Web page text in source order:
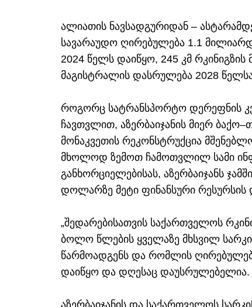
ალიათის ნავსადგურიდან –
სავარაუდო ღირებულება 1.1
2024 წელს დაიწყო, 245 კმ
მაგისტრალის დასრულება 2028
როგორც სატრანსპორტო დერეფნის
ჩავთვლით, აზერბაიჯანის მიერ
მონაკვეთის რეკონსტრუქცია
მხოლოდ ზემოთ ჩამოთვლილ სამი
განხორციელებისას, აზერბაიჯანს
დოლარზე მეტი ფინანსური რესურსის
„შედარებისათვის საქართველოს
ბოლო წლების ყველაზე მხსვილ
წარმოადგენს და რომლის
დაიწყო და დღესაც დაუსრულებელია.
აზერბაიჯანის და საქართველოს